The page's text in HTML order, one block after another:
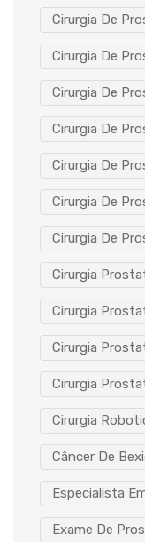
Cirurgia De
Cirurgia De
Cirurgia De
Cirurgia De
Cirurgia De
Cirurgia De
Cirurgia De
Cirurgia
Cirurgia
Cirurgia
Cirurgia
Cirurgia
Câncer De
Especialista
Exame De